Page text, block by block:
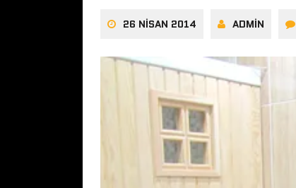
26 NISAN 2014 ADMIN